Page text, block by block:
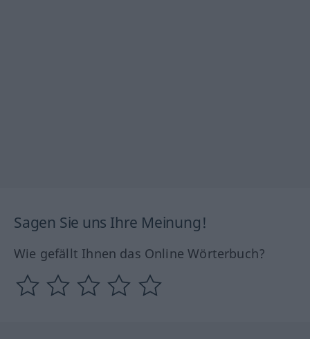
Sagen Sie uns Ihre Meinung!
Wie gefällt Ihnen das Online Wörterbuch?